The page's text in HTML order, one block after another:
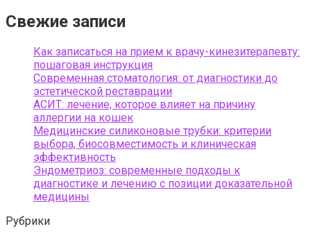
Свежие записи
Как записаться на прием к врачу-кинезитерапевту:
пошаговая инструкция
Современная стоматология: от диагностики до
эстетической реставрации
АСИТ: лечение, которое влияет на причину
аллергии на кошек
Медицинские силиконовые трубки: критерии
выбора, биосовместимость и клиническая
эффективность
Эндометриоз: современные подходы к
диагностике и лечению с позиции доказательной
медицины
Рубрики